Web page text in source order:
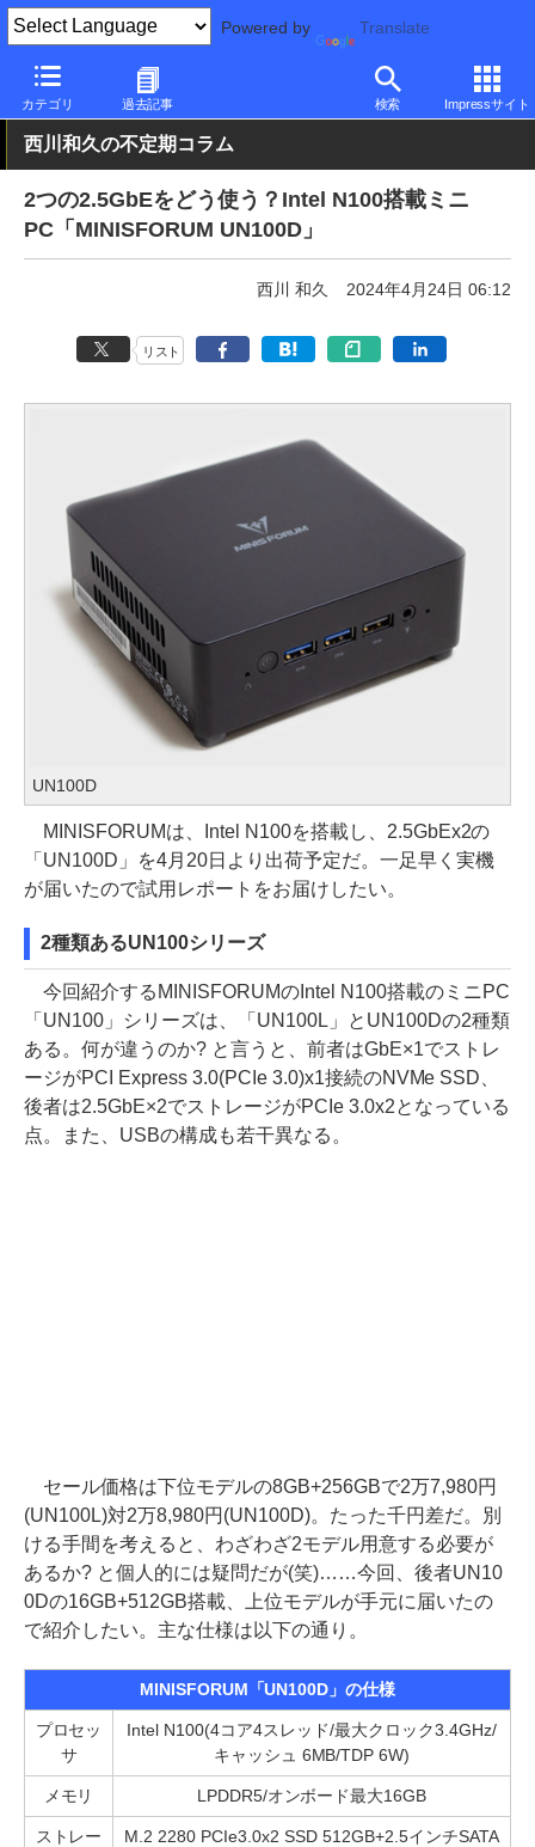
Powered by Translate
カテゴリ 過去記事 検索 Impressサイト
PC Watch パソコン/タブレット/スマートフォン NUC/小型パソコ
西川和久の不定期コラム
2つの2.5GbEをどう使う？Intel N100搭載ミニ
PC「MINISFORUM UN100D」
西川 和久 2024年4月24日 06:12
リスト
UN100D
MINISFORUMは、Intel N100を搭載し、2.5GbEx2の
「UN100D」を4月20日より出荷予定だ。一足早く実機
が届いたので試用レポートをお届けしたい。
2種類あるUN100シリーズ
今回紹介するMINISFORUMのIntel N100搭載のミニPC
「UN100」シリーズは、「UN100L」とUN100Dの2種類
ある。何が違うのか? と言うと、前者はGbE×1でストレ
ージがPCI Express 3.0(PCIe 3.0)x1接続のNVMe SSD、
後者は2.5GbE×2でストレージがPCIe 3.0x2となっている
点。また、USBの構成も若干異なる。
セール価格は下位モデルの8GB+256GBで2万7,980円
(UN100L)対2万8,980円(UN100D)。たった千円差だ。別
ける手間を考えると、わざわざ2モデル用意する必要が
あるか? と個人的には疑問だが(笑)……今回、後者UN10
0Dの16GB+512GB搭載、上位モデルが手元に届いたの
で紹介したい。主な仕様は以下の通り。
MINISFORUM「UN100D」の仕様
プロセッ
サ
Intel N100(4コア4スレッド/最大クロック3.4GHz/
キャッシュ 6MB/TDP 6W)
メモリ LPDDR5/オンボード最大16GB
ストレー
M.2 2280 PCIe3.0x2 SSD 512GB+2.5インチSATA